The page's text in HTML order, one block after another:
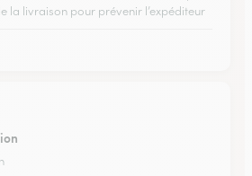
la livraison pour prévenir l’expéditeur